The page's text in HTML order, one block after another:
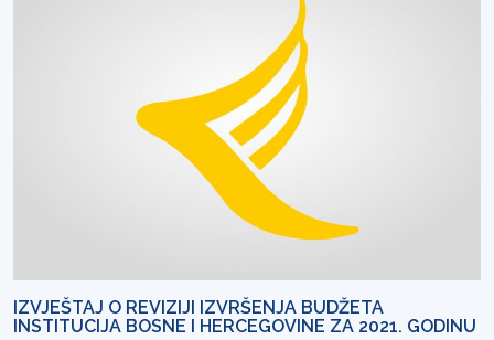
IZVJEŠTAJ O REVIZIJI IZVRŠENJA BUDŽETA
INSTITUCIJA BOSNE I HERCEGOVINE ZA 2021. GODINU